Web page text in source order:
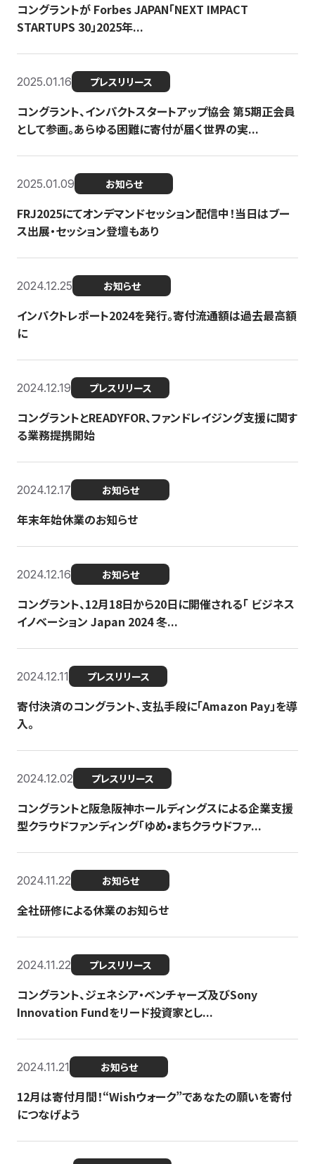
コングラントが Forbes JAPAN「NEXT IMPACT
STARTUPS 30」2025年...
2025.01.16 プレスリリース
コングラント、インパクトスタートアップ協会 第5期正会員
として参画。あらゆる困難に寄付が届く世界の実...
2025.01.09 お知らせ
FRJ2025にてオンデマンドセッション配信中！当日はブー
ス出展・セッション登壇もあり
2024.12.25 お知らせ
インパクトレポート2024を発行。寄付流通額は過去最高額
に
2024.12.19 プレスリリース
コングラントとREADYFOR、ファンドレイジング支援に関す
る業務提携開始
2024.12.17 お知らせ
年末年始休業のお知らせ
2024.12.16 お知らせ
コングラント、12月18日から20日に開催される「 ビジネス
イノベーション Japan 2024 冬...
2024.12.11 プレスリリース
寄付決済のコングラント、支払手段に「Amazon Pay」を導
入。
2024.12.02 プレスリリース
コングラントと阪急阪神ホールディングスによる企業支援
型クラウドファンディング「ゆめ•まちクラウドファ...
2024.11.22 お知らせ
全社研修による休業のお知らせ
2024.11.22 プレスリリース
コングラント、ジェネシア・ベンチャーズ及びSony
Innovation Fundをリード投資家とし...
2024.11.21 お知らせ
12月は寄付月間！“Wishウォーク”であなたの願いを寄付
につなげよう